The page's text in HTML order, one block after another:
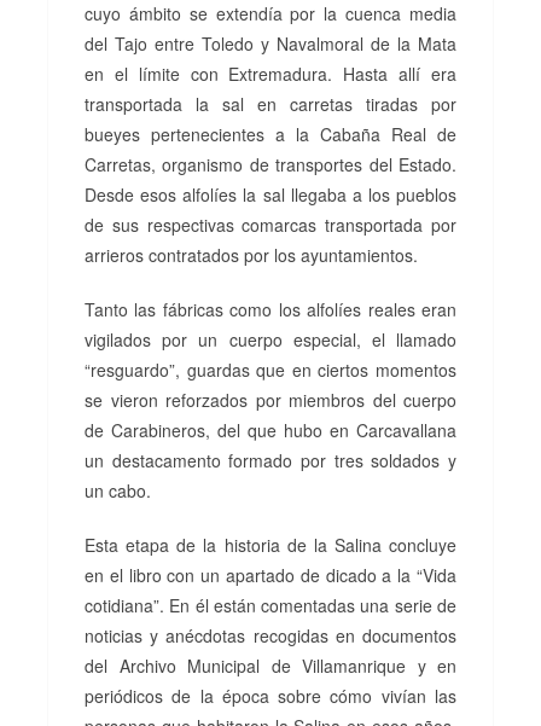
cuyo ámbito se extendía por la cuenca media
del Tajo entre Toledo y Navalmoral de la Mata
en el límite con Extremadura. Hasta allí era
transportada la sal en carretas tiradas por
bueyes pertenecientes a la Cabaña Real de
Carretas, organismo de transportes del Estado.
Desde esos alfolíes la sal llegaba a los pueblos
de sus respectivas comarcas transportada por
arrieros contratados por los ayuntamientos.
Tanto las fábricas como los alfolíes reales eran
vigilados por un cuerpo especial, el llamado
“resguardo”, guardas que en ciertos momentos
se vieron reforzados por miembros del cuerpo
de Carabineros, del que hubo en Carcavallana
un destacamento formado por tres soldados y
un cabo.
Esta etapa de la historia de la Salina concluye
en el libro con un apartado de dicado a la “Vida
cotidiana”. En él están comentadas una serie de
noticias y anécdotas recogidas en documentos
del Archivo Municipal de Villamanrique y en
periódicos de la época sobre cómo vivían las